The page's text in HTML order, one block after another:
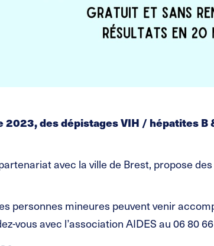
des dépistages VIH / hépatites B
avec la ville de Brest, propose des
personnes mineures peuvent venir
vous avec l’association AIDES au 06 80